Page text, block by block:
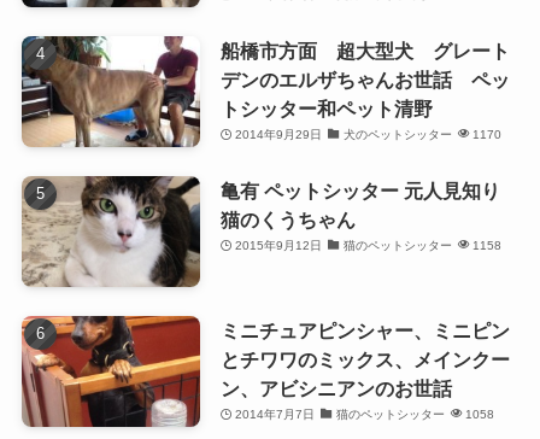
船橋市方面 超大型犬 グレート
デンのエルザちゃんお世話 ペッ
トシッター和ペット清野
2014年9月29日 犬のペットシッター 1170
亀有 ペットシッター 元人見知り
猫のくうちゃん
2015年9月12日 猫のペットシッター 1158
ミニチュアピンシャー、ミニピン
とチワワのミックス、メインクー
ン、アビシニアンのお世話
2014年7月7日 猫のペットシッター 1058